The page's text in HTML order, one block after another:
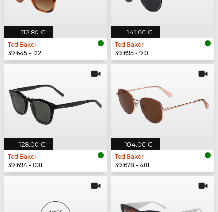
112,80 €
Ted Baker
391645 - 122
141,60 €
Ted Baker
391695 - 910
128,00 €
Ted Baker
391694 - 001
104,00 €
Ted Baker
391678 - 401